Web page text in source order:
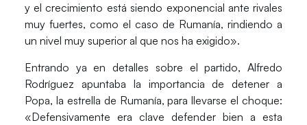
y el crecimiento está siendo exponencial ante rivales
muy fuertes, como el caso de Rumanía, rindiendo a
un nivel muy superior al que nos ha exigido».
Entrando ya en detalles sobre el partido, Alfredo
Rodríguez apuntaba la importancia de detener a
Popa, la estrella de Rumanía, para llevarse el choque:
«Defensivamente era clave defender bien a esta